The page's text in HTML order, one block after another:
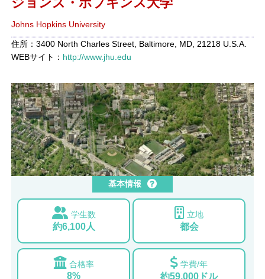
Johns Hopkins University
住所：3400 North Charles Street, Baltimore, MD, 21218 U.S.A.
WEBサイト： http://www.jhu.edu
基本情報
学生数
約6,100人
立地
都会
合格率
8%
学費/年
約59,000ドル